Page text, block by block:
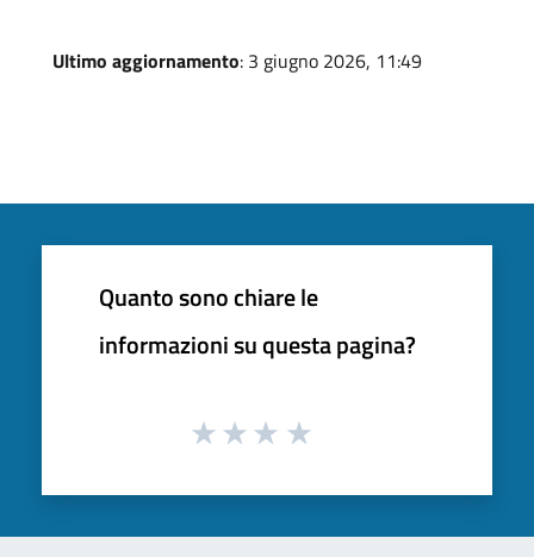
Ultimo aggiornamento: 3 giugno 2026, 11:49
Quanto sono chiare le
informazioni su questa pagina?